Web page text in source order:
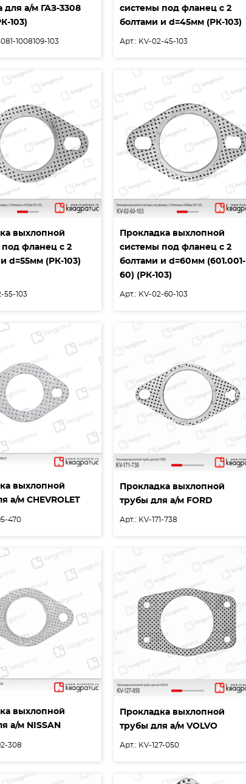
для а/м ГАЗ-3308
103)
1008109-103
системы под фланец с 2
болтами и d=45мм (РК-103)
Арт.: KV-02-45-103
выхлопной
фланец с 2
d=55мм (РК-103)
55-103
Прокладка выхлопной
системы под фланец с 2
болтами и d=60мм (601.001-
60) (РК-103)
Арт.: KV-02-60-103
выхлопной
а/м CHEVROLET
470
Прокладка выхлопной
трубы для а/м FORD
Арт.: KV-171-738
выхлопной
а/м NISSAN
308
Прокладка выхлопной
трубы для а/м VOLVO
Арт.: KV-127-050